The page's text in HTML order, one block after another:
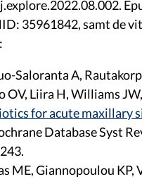
35961842, samtde
Saloranta A,
OV, Liira H, Williams
for acute maxillary
Database Syst
ME, Giannopoulou KP,